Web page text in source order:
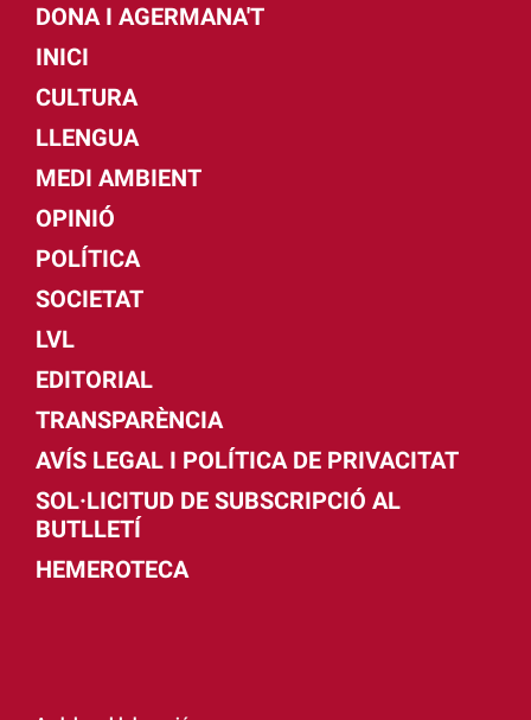
DONA I AGERMANA'T
INICI
CULTURA
LLENGUA
MEDI AMBIENT
OPINIÓ
POLÍTICA
SOCIETAT
LVL
EDITORIAL
TRANSPARÈNCIA
AVÍS LEGAL I POLÍTICA DE PRIVACITAT
SOL·LICITUD DE SUBSCRIPCIÓ AL
BUTLLETÍ
HEMEROTECA